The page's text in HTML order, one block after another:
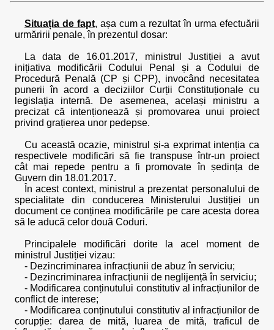
Situația de fapt, așa cum a rezultat în urma efectuării
urmăririi penale, în prezentul dosar:
La data de 16.01.2017, ministrul Justiției a avut
inițiativa modificării Codului Penal și a Codului de
Procedură Penală (CP și CPP), invocând necesitatea
punerii în acord a deciziilor Curții Constituționale cu
legislația internă. De asemenea, același ministru a
precizat că intenționează și promovarea unui proiect
privind grațierea unor pedepse.
Cu această ocazie, ministrul și-a exprimat intenția ca
respectivele modificări să fie transpuse într-un proiect
cât mai repede pentru a fi promovate în ședința de
Guvern din 18.01.2017.
În acest context, ministrul a prezentat personalului de
specialitate din conducerea Ministerului Justiției un
document ce conținea modificările pe care acesta dorea
să le aducă celor două Coduri.
Principalele modificări dorite la acel moment de
ministrul Justiției vizau:
- Dezincriminarea infracțiunii de abuz în serviciu;
- Dezincriminarea infracțiunii de neglijență în serviciu;
- Modificarea conținutului constitutiv al infracțiunilor de
conflict de interese;
- Modificarea conținutului constitutiv al infracțiunilor de
corupție: darea de mită, luarea de mită, traficul de